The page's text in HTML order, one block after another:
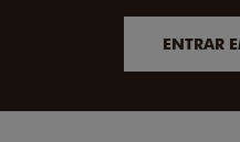
ENTRAR